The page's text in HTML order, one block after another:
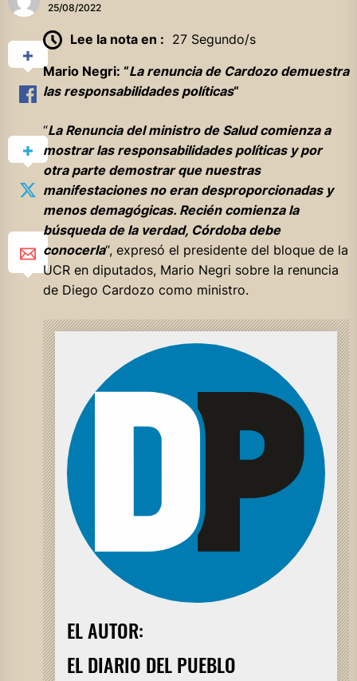
25/08/2022
Lee la nota en : 27 Segundo/s
Mario Negri: “La renuncia de Cardozo demuestra
las responsabilidades políticas“
“La Renuncia del ministro de Salud comienza a
mostrar las responsabilidades políticas y por
otra parte demostrar que nuestras
manifestaciones no eran desproporcionadas y
menos demagógicas. Recién comienza la
búsqueda de la verdad, Córdoba debe
conocerla“, expresó el presidente del bloque de la
UCR en diputados, Mario Negri sobre la renuncia
de Diego Cardozo como ministro.
EL AUTOR:
EL DIARIO DEL PUEBLO